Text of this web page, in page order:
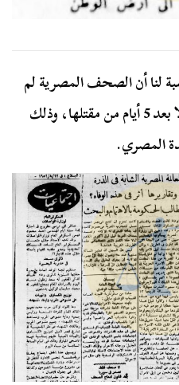
لنا أن الصحف المصرية لم
تنشر خبر اغتيال سميرة موسى إلا بعد 5 أيام من مقتلها، وذلك
المصري.